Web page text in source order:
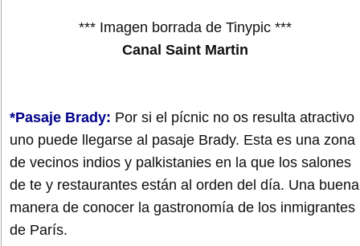
*** Imagen borrada de Tinypic ***
Canal Saint Martin
*Pasaje Brady: Por si el pícnic no os resulta atractivo
uno puede llegarse al pasaje Brady. Esta es una zona
de vecinos indios y palkistanies en la que los salones
de te y restaurantes están al orden del día. Una buena
manera de conocer la gastronomía de los inmigrantes
de París.